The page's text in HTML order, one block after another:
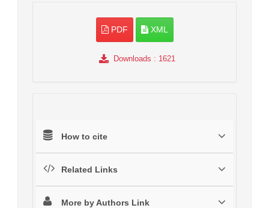
PDF XML
Downloads : 1621
How to cite
Related Links
More by Authors Link